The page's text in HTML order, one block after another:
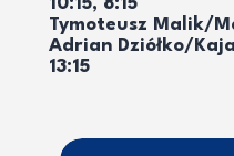
10:15, 8:15
Tymoteusz Malik/
Adrian Dziółko/
13:15